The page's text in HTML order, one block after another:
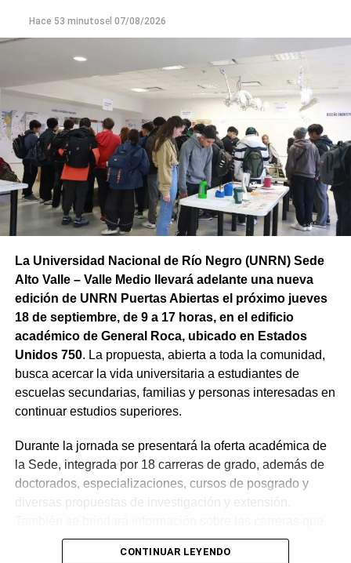
Hace 53 minutosel 07/08/2026
La Universidad Nacional de Río Negro (UNRN) Sede
Alto Valle – Valle Medio llevará adelante una nueva
edición de UNRN Puertas Abiertas el próximo jueves
18 de septiembre, de 9 a 17 horas, en el edificio
académico de General Roca, ubicado en Estados
Unidos 750. La propuesta, abierta a toda la comunidad,
busca acercar la vida universitaria a estudiantes de
escuelas secundarias, familias y personas interesadas en
continuar estudios superiores.
Durante la jornada se presentará la oferta académica de
la Sede, integrada por 18 carreras de grado, además de
doctorados, especializaciones, cursos de posgrado y
diversas propuestas de investigación y extensión.
la UNRN dicta en otras localidades de la provincia, con el
objetivo de mostrar el alcance y la diversidad de la
CONTINUAR LEYENDO